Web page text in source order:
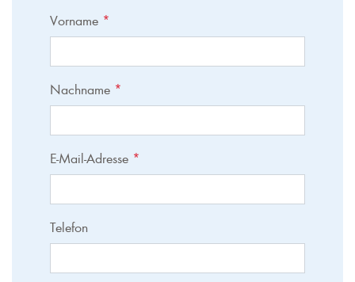
Vorname *
Nachname *
E-Mail-Adresse *
Telefon